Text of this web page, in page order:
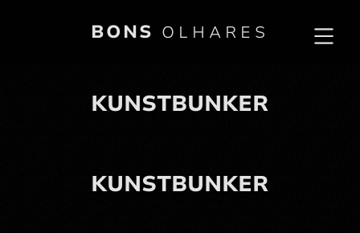
BONS OLHARES
KUNSTBUNKER
KUNSTBUNKER